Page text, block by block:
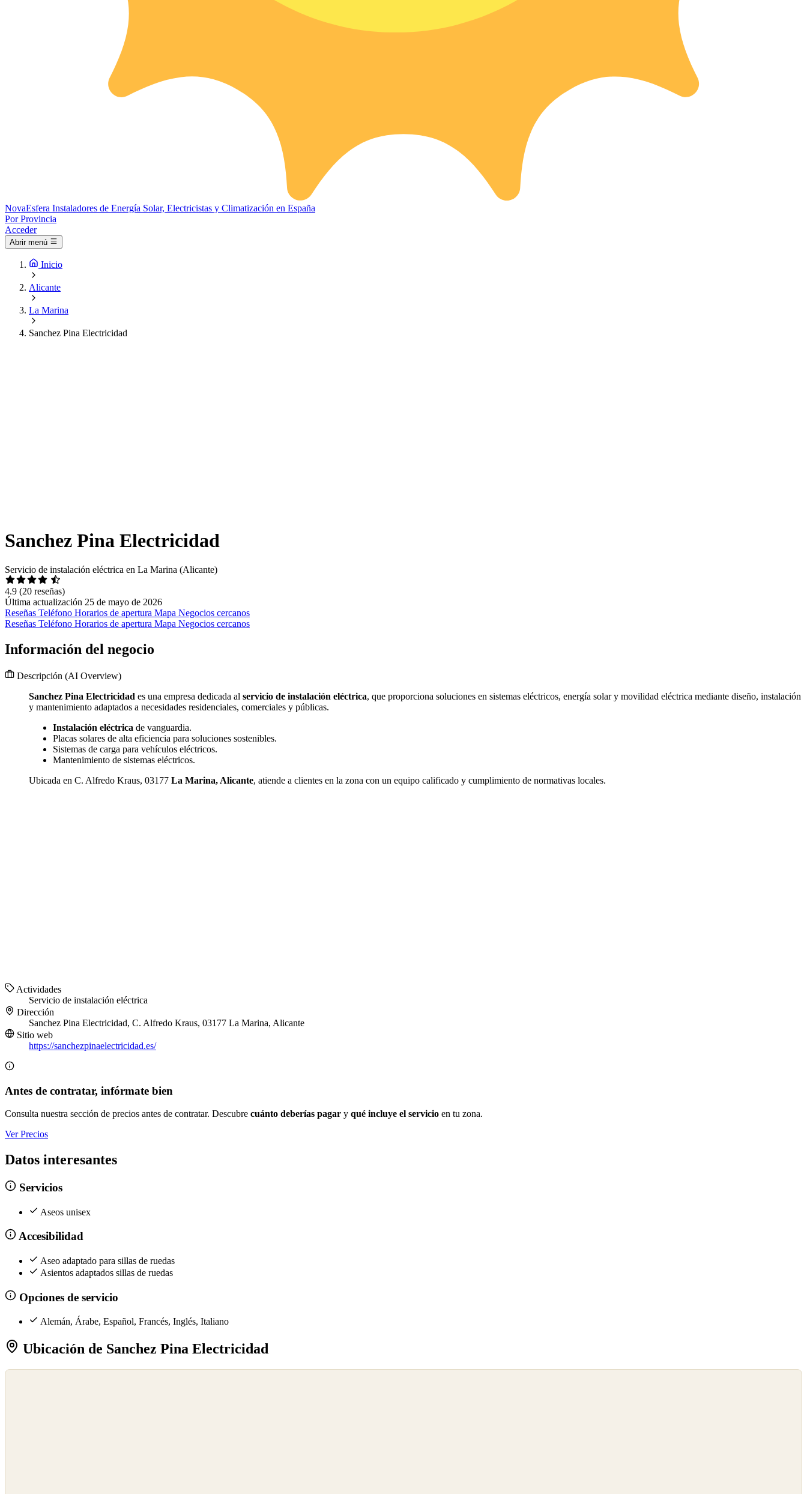
NovaEsfera Instaladores de Energía Solar, Electricistas y Climatización en España
Por Provincia
Acceder
Abrir menú
Inicio
Alicante
La Marina
Sanchez Pina Electricidad
Sanchez Pina Electricidad
Servicio de instalación eléctrica en La Marina (Alicante)
4.9 (20 reseñas)
Última actualización 25 de mayo de 2026
Reseñas Teléfono Horarios de apertura Mapa Negocios cercanos
Reseñas Teléfono Horarios de apertura Mapa Negocios cercanos
Información del negocio
Descripción (AI Overview)
Sanchez Pina Electricidad es una empresa dedicada al servicio de instalación eléctrica, que proporciona soluciones en sistemas eléctricos, energía solar y movilidad eléctrica mediante diseño, instalación
y mantenimiento adaptados a necesidades residenciales, comerciales y públicas.
Instalación eléctrica de vanguardia.
Placas solares de alta eficiencia para soluciones sostenibles.
Sistemas de carga para vehículos eléctricos.
Mantenimiento de sistemas eléctricos.
Ubicada en C. Alfredo Kraus, 03177 La Marina, Alicante, atiende a clientes en la zona con un equipo calificado y cumplimiento de normativas locales.
Actividades
Servicio de instalación eléctrica
Dirección
Sanchez Pina Electricidad, C. Alfredo Kraus, 03177 La Marina, Alicante
Sitio web
https://sanchezpinaelectricidad.es/
Antes de contratar, infórmate bien
Consulta nuestra sección de precios antes de contratar. Descubre cuánto deberías pagar y qué incluye el servicio en tu zona.
Ver Precios
Datos interesantes
Servicios
Aseos unisex
Accesibilidad
Aseo adaptado para sillas de ruedas
Asientos adaptados sillas de ruedas
Opciones de servicio
Alemán, Árabe, Español, Francés, Inglés, Italiano
Ubicación de Sanchez Pina Electricidad